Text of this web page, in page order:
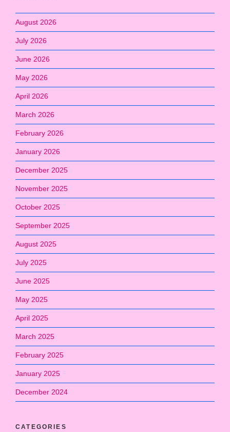
August 2026
July 2026
June 2026
May 2026
April 2026
March 2026
February 2026
January 2026
December 2025
November 2025
October 2025
September 2025
August 2025
July 2025
June 2025
May 2025
April 2025
March 2025
February 2025
January 2025
December 2024
CATEGORIES